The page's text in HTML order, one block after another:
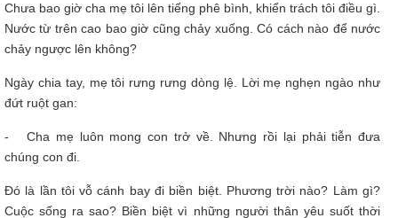
Chưa bao giờ cha mẹ tôi lên tiếng phê bình, khiển trách tôi điều gì.
Nước từ trên cao bao giờ cũng chảy xuống. Có cách nào để nước
chảy ngược lên không?
Ngày chia tay, mẹ tôi rưng rưng dòng lệ. Lời mẹ nghẹn ngào như
đứt ruột gan:
- Cha mẹ luôn mong con trở về. Nhưng rồi lại phải tiễn đưa
chúng con đi.
Đó là lần tôi vỗ cánh bay đi biền biệt. Phương trời nào? Làm gì?
Cuộc sống ra sao? Biền biệt vì những người thân yêu suốt thời